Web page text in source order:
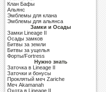
Клан Бафы
Альянс
Эмблемы для клана
Эмблемы для альянса
Замки и Осады
Замки Lineage II
Осады замков
Битвы за земли
Битвы за ущелья
Форты/Fortress
Нужно знать
Заточка в Lineage II
Заточки и бонусы
Проклятый меч Zariche
Меч Akamanah
Охота в Lineage II